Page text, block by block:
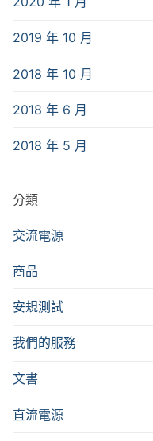
2019 年 10 月
2018 年 10 月
2018 年 6 月
2018 年 5 月
分類
交流電源
商品
安規測試
我們的服務
文書
直流電源